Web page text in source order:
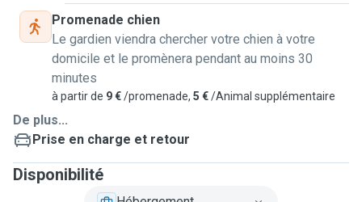
N'hésitez pas à me contacter pour discuter de vos besoins
ou simplement faire connaissance avant une garde.
À très vite !
Marine 🐶🐶🐱
Promenade chien
Le gardien viendra chercher votre chien à votre
domicile et le promènera pendant au moins 30
minutes
à partir de 9 €/promenade, 5 €/Animal supplémentaire
De plus...
Prise en charge et retour
Disponibilité